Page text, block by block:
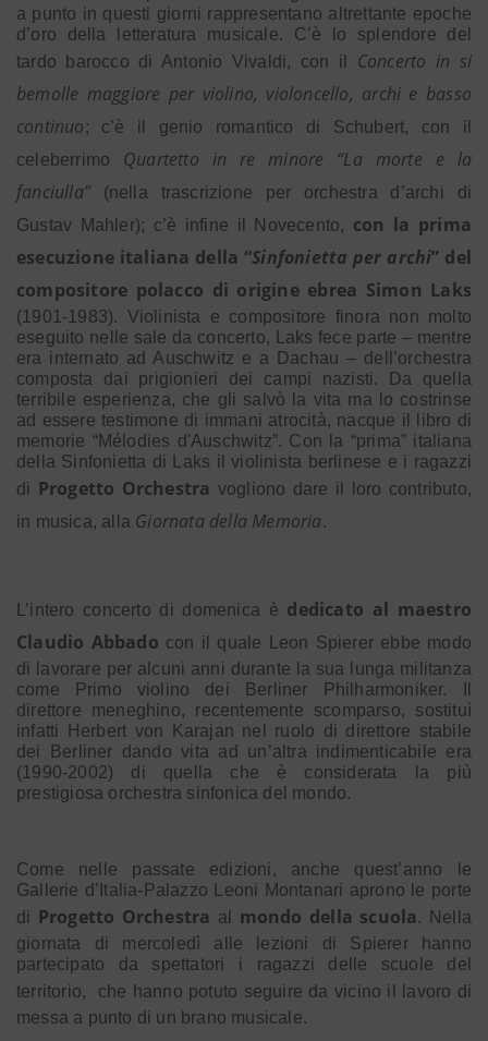
a punto in questi giorni rappresentano altrettante epoche
d’oro della letteratura musicale. C’è lo splendore del
tardo barocco di Antonio Vivaldi, con il Concerto in si
bemolle maggiore per violino, violoncello, archi e basso
continuo ; c’è il genio romantico di Schubert, con il
celeberrimo Quartetto in re minore “La morte e la
fanciulla”(nella trascrizione per orchestra d’archi di
Gustav Mahler); c’è infine il Novecento, con la prima
esecuzione italiana della “Sinfonietta per archi” del
compositore polacco di origine ebrea Simon Laks
(1901-1983). Violinista e compositore finora non molto
eseguito nelle sale da concerto, Laks fece parte – mentre
era internato ad Auschwitz e a Dachau – dell’orchestra
composta dai prigionieri dei campi nazisti. Da quella
terribile esperienza, che gli salvò la vita ma lo costrinse
ad essere testimone di immani atrocità, nacque il libro di
memorie “Mélodies d'Auschwitz”. Con la “prima” italiana
della Sinfonietta di Laks il violinista berlinese e i ragazzi
di Progetto Orchestra vogliono dare il loro contributo,
in musica, alla Giornata della Memoria.
L’intero concerto di domenica è dedicato al maestro
Claudio Abbado con il quale Leon Spierer ebbe modo
di lavorare per alcuni anni durante la sua lunga militanza
come Primo violino dei Berliner Philharmoniker. Il
direttore meneghino, recentemente scomparso, sostituì
infatti Herbert von Karajan nel ruolo di direttore stabile
dei Berliner dando vita ad un’altra indimenticabile era
(1990-2002) di quella che è considerata la più
prestigiosa orchestra sinfonica del mondo.
Come nelle passate edizioni, anche quest’anno le
Gallerie d’Italia-Palazzo Leoni Montanari aprono le porte
di Progetto Orchestra al mondo della scuola . Nella
giornata di mercoledì alle lezioni di Spierer hanno
partecipato da spettatori i ragazzi delle scuole del
territorio,
che hanno potuto seguire da vicino il lavoro di
messa a punto di un brano musicale.